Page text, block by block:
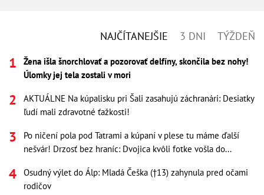
NAJČÍTANEJŠIE 3 DNI TÝŽDEŇ
Žena išla šnorchlovať a pozorovať delfíny, skončila bez nohy!
Úlomky jej tela zostali v mori
AKTUÁLNE Na kúpalisku pri Šali zasahujú záchranári: Desiatky
ľudí mali zdravotné ťažkosti!
Po ničení pola pod Tatrami a kúpaní v plese tu máme ďalší
nešvár! Drzosť bez hraníc: Dvojica kvôli fotke vošla do...
Osudný výlet do Álp: Mladá Češka (†13) zahynula pred očami
rodičov